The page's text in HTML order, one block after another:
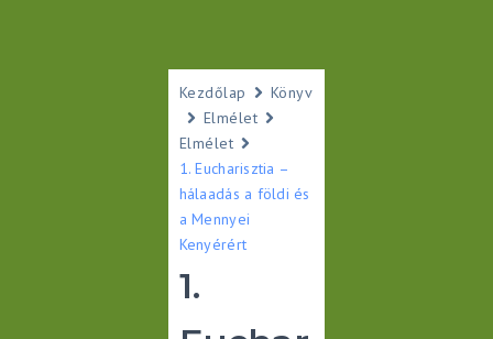
Kezdőlap
Könyv
Elmélet
Elmélet
1. Eucharisztia –
hálaadás a földi és
a Mennyei
Kenyérért
1.